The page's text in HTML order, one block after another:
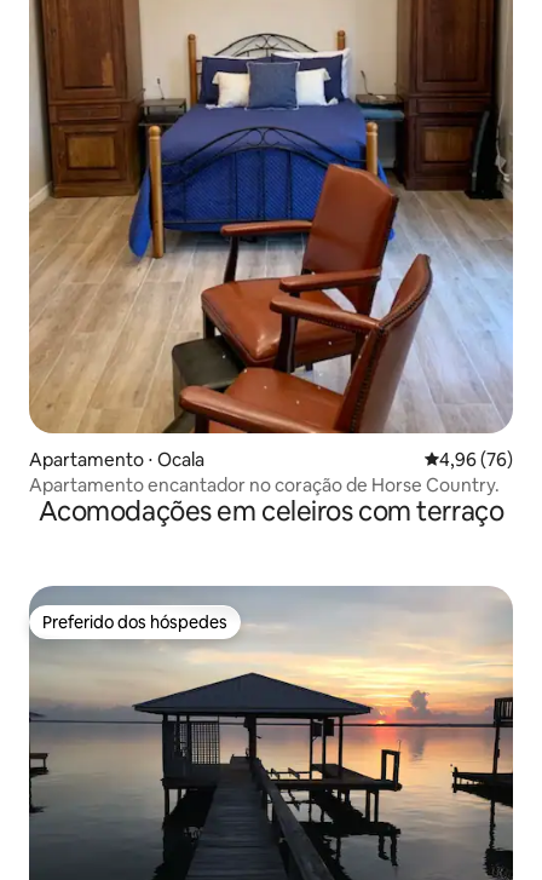
Apartamento ⋅ Ocala 4,96 de uma
4,96 (76)
Apartamento encantador no coração de Horse Country.
Acomodações em celeiros com terraço
Preferido dos hóspedes
Preferido dos hóspedes